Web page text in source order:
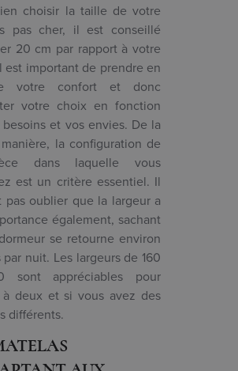
choisir la taille de votre
pas cher, il est conseillé
20 cm par rapport à votre
est important de prendre en
votre confort et donc
votre choix en fonction
et vos envies. De la
la configuration de
dans laquelle vous
est un critère essentiel. Il
pas oublier que la largeur a
également, sachant
se retourne environ
nuit. Les largeurs de 160
sont appréciables pour
à deux et si vous avez des
différents.